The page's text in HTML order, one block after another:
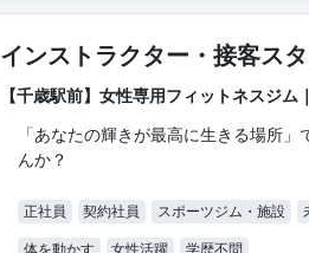
インストラクター・接客ス
【千歳駅前】女性専用フィットネスジム
「あなたの輝きが最高に生きる場所」
んか？
正社員 契約社員 スポーツジム・施設
体を動かす 女性活躍 学歴不問